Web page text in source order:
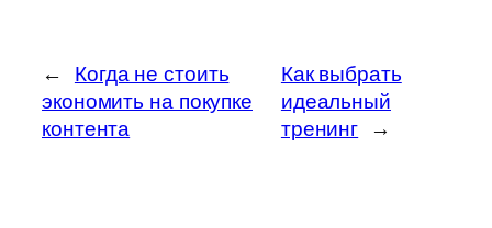
←
Когда не стоить
экономить на покупке
контента
Как выбрать
идеальный
тренинг
→